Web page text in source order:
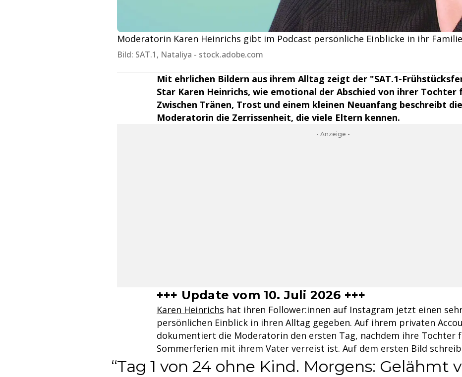
Moderatorin Karen Heinrichs gibt im Podcast persönliche Einblicke in ihr
Bild: SAT.1, Nataliya - stock.adobe.com
Mit ehrlichen Bildern aus ihrem Alltag zeigt der "SAT.1-
Star Karen Heinrichs, wie emotional der Abschied von ihrer Tochter
Zwischen Tränen, Trost und einem kleinen Neuanfang beschreibt die
Moderatorin die Zerrissenheit, die viele Eltern kennen.
- Anzeige -
+++ Update vom 10. Juli 2026 +++
Karen Heinrichs hat ihren Follower:innen auf Instagram jetzt einen
persönlichen Einblick in ihren Alltag gegeben. Auf ihrem privaten
dokumentiert die Moderatorin den ersten Tag, nachdem ihre Tochter
Sommerferien mit ihrem Vater verreist ist. Auf dem ersten Bild
Tag 1 von 24 ohne Kind. Morgens: Gelähmt